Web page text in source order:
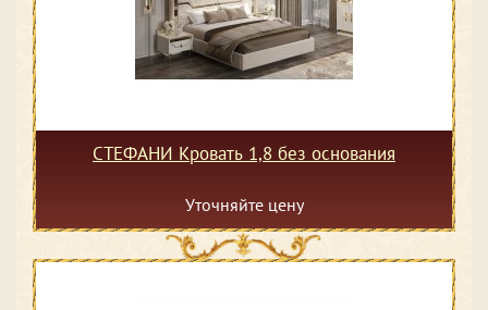
СТЕФАНИ Кровать 1,8 без основания
Уточняйте цену